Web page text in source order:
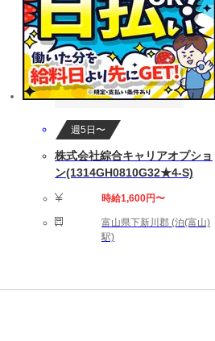
週5日〜
株式会社綜合キャリアオプショ
ン(1314GH0810G32★4-S)
時給1,600円〜
富山県下新川郡 (泊(富山)
駅)